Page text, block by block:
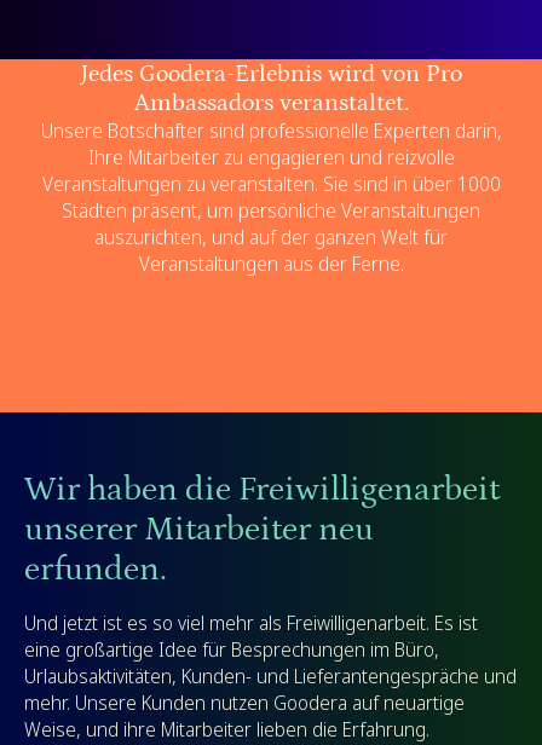
Jedes Goodera-Erlebnis wird von Pro
Ambassadors veranstaltet.
Unsere Botschafter sind professionelle Experten darin,
Ihre Mitarbeiter zu engagieren und reizvolle
Veranstaltungen zu veranstalten. Sie sind in über 1000
Städten präsent, um persönliche Veranstaltungen
auszurichten, und auf der ganzen Welt für
Veranstaltungen aus der Ferne.
Wir haben die Freiwilligenarbeit
unserer Mitarbeiter neu
erfunden.
Und jetzt ist es so viel mehr als Freiwilligenarbeit. Es ist
eine großartige Idee für Besprechungen im Büro,
Urlaubsaktivitäten, Kunden- und Lieferantengespräche und
mehr. Unsere Kunden nutzen Goodera auf neuartige
Weise, und ihre Mitarbeiter lieben die Erfahrung.